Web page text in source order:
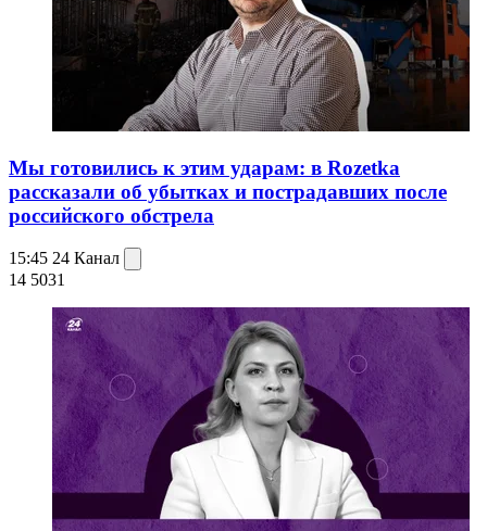
Мы готовились к этим ударам: в Rozetka
рассказали об убытках и пострадавших после
российского обстрела
15:45 24 Канал
14 5031